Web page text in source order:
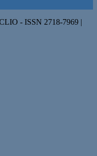
- ISSN 2718-7969 |